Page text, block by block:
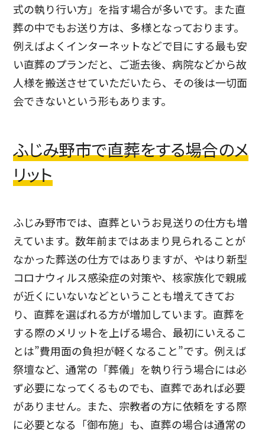
式の執り行い方」を指す場合が多いです。また直
葬の中でもお送り方は、多様となっております。
例えばよくインターネットなどで目にする最も安
い直葬のプランだと、ご逝去後、病院などから故
人様を搬送させていただいたら、その後は一切面
会できないという形もあります。
ふじみ野市で直葬をする場合のメ
リット
ふじみ野市では、直葬というお見送りの仕方も増
えています。数年前まではあまり見られることが
なかった葬送の仕方ではありますが、やはり新型
コロナウィルス感染症の対策や、核家族化で親戚
が近くにいないなどということも増えてきてお
り、直葬を選ばれる方が増加しています。 直葬を
する際のメリットを上げる場合、最初にいえるこ
とは”費用面の負担が軽くなること”です。例えば
祭壇など、通常の「葬儀」を執り行う場合には必
ず必要になってくるものでも、直葬であれば必要
がありません。また、宗教者の方に依頼をする際
に必要となる「御布施」も、直葬の場合は通常の